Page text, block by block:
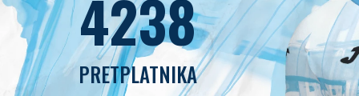
4238
PRETPLATNIKA